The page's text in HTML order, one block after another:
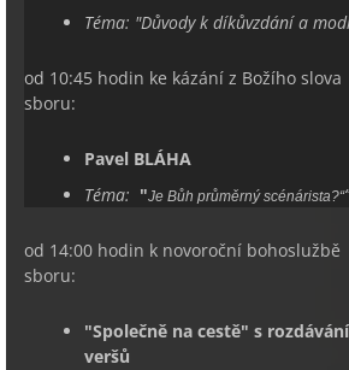
Téma: "Důvody k díkůvzdání a
od 10:45 hodin ke kázání z Božího
sboru:
Pavel BLÁHA
Téma: "Je Bůh průměrný scénárista?““
od 14:00 hodin k novoroční
sboru:
"Společně na cestě" s
veršů